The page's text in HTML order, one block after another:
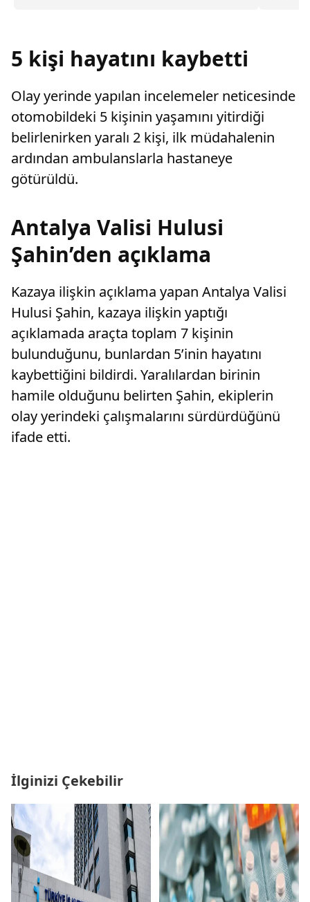
5 kişi hayatını kaybetti
Olay yerinde yapılan incelemeler neticesinde
otomobildeki 5 kişinin yaşamını yitirdiği
belirlenirken yaralı 2 kişi, ilk müdahalenin
ardından ambulanslarla hastaneye
götürüldü.
Antalya Valisi Hulusi
Şahin’den açıklama
Kazaya ilişkin açıklama yapan Antalya Valisi
Hulusi Şahin, kazaya ilişkin yaptığı
açıklamada araçta toplam 7 kişinin
bulunduğunu, bunlardan 5’inin hayatını
kaybettiğini bildirdi. Yaralılardan birinin
hamile olduğunu belirten Şahin, ekiplerin
olay yerindeki çalışmalarını sürdürdüğünü
ifade etti.
İlginizi Çekebilir